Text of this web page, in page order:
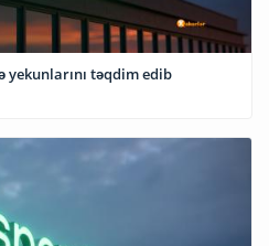
yekunlarını təqdim edib